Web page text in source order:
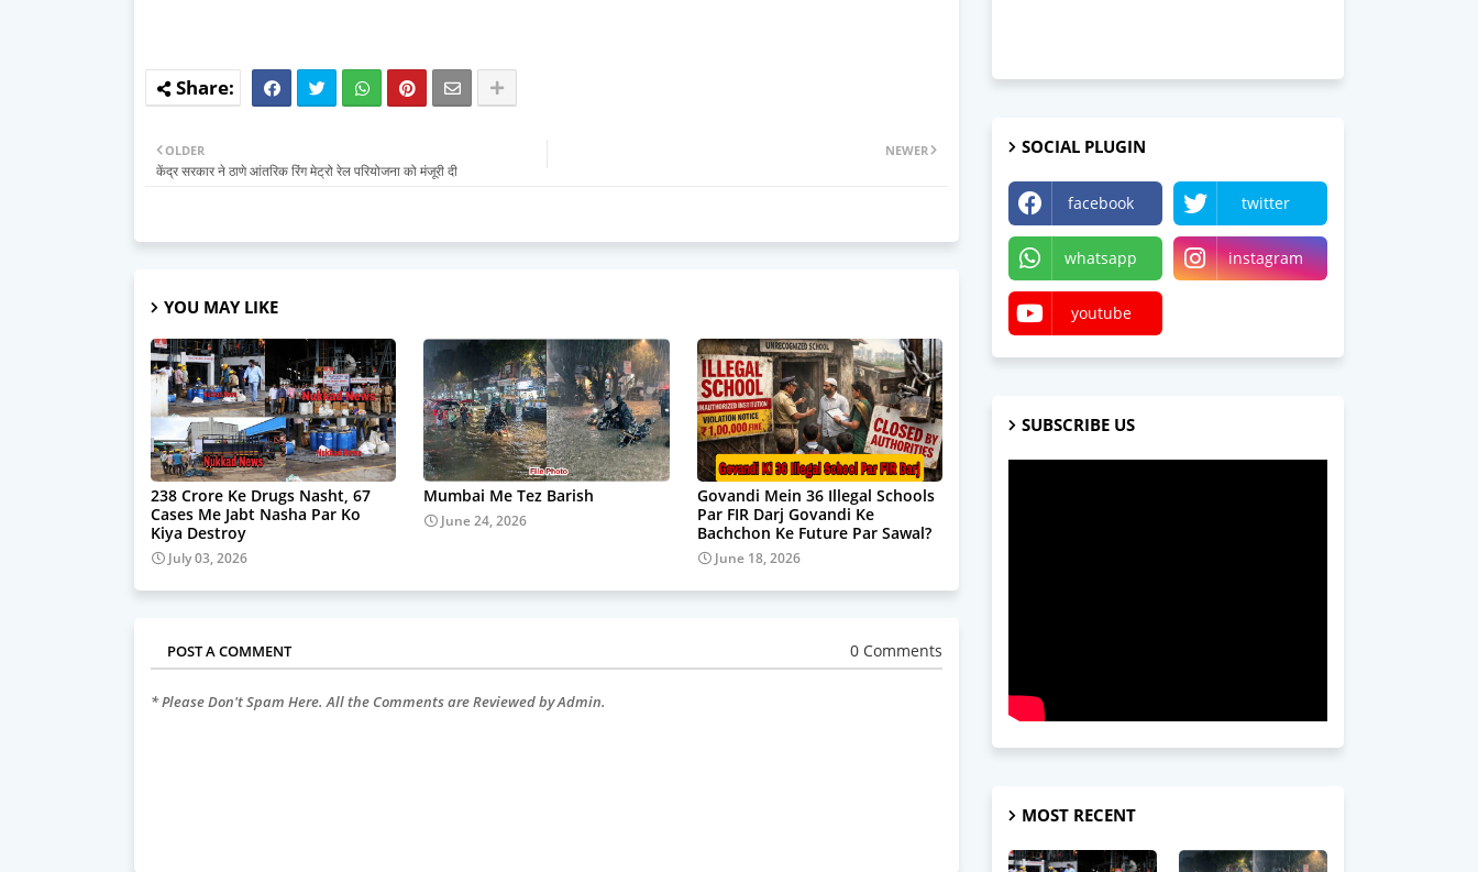
NEWER
OLDER
केंद्र सरकार ने ठाणे आंतरिक रिंग मेट्रो रेल परियोजना को मंजूरी दी
YOU MAY LIKE
238 Crore Ke Drugs Nasht, 67
Cases Me Jabt Nasha Par Ko
Kiya Destroy
July 03, 2026
Mumbai Me Tez Barish
June 24, 2026
Govandi Mein 36 Illegal Schools
Par FIR Darj Govandi Ke
Bachchon Ke Future Par Sawal?
June 18, 2026
POST A COMMENT 0 Comments
* Please Don't Spam Here. All the Comments are Reviewed by Admin.
SOCIAL PLUGIN
facebook twitter
whatsapp instagram
youtube
SUBSCRIBE US
MOST RECENT